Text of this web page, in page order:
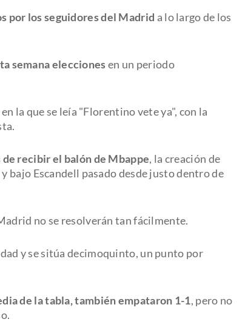
por los seguidores del Madrid a lo largo de los
semana eleccionesen un periodo
la que se leía "Florentino vete ya", con la
recibir el balón de Mbappe, la creación de
bajo Escandell pasado desde justo dentro de
no se resolverán tan fácilmente.
y se sitúa decimoquinto, un punto por
de la tabla, también empataron 1-1, pero no